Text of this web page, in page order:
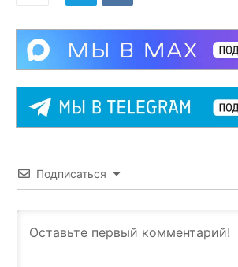
Подписаться